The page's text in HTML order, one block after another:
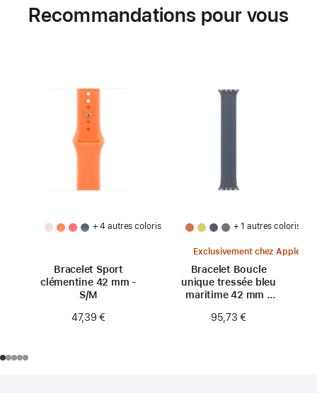
Recommandations pour vous
+ 4 autres coloris
Bracelet Sport
clémentine 42 mm -
S/M
47,39 €
+ 1 autres coloris
Exclusivement chez Apple
Bracelet Boucle
unique tressée bleu
maritime 42 mm -
95,73 €